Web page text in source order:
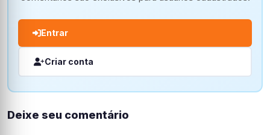
Entrar
Criar conta
Deixe seu comentário